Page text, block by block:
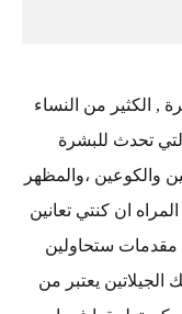
, الكثير من النساء
تحدث للبشرة
والكوعين ،والمظهر
ان كنتي تعانين
مقدمات ستحاولين
يعتبر من